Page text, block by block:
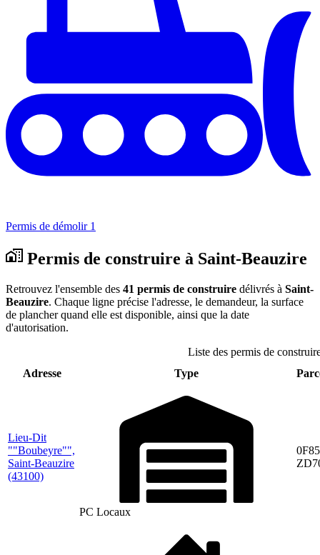
Permis de démolir 1
Permis de construire à Saint-Beauzire
Retrouvez l'ensemble des 41 permis de construire délivrés à Saint-
Beauzire. Chaque ligne précise l'adresse, le demandeur, la surface
de plancher quand elle est disponible, ainsi que la date
d'autorisation.
Liste des permis de
Adresse
Type
Lieu-Dit
""Boubeyre"",
Saint-Beauzire
(43100)
PC Locaux